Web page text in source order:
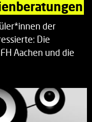
der
Die
Aachen und die